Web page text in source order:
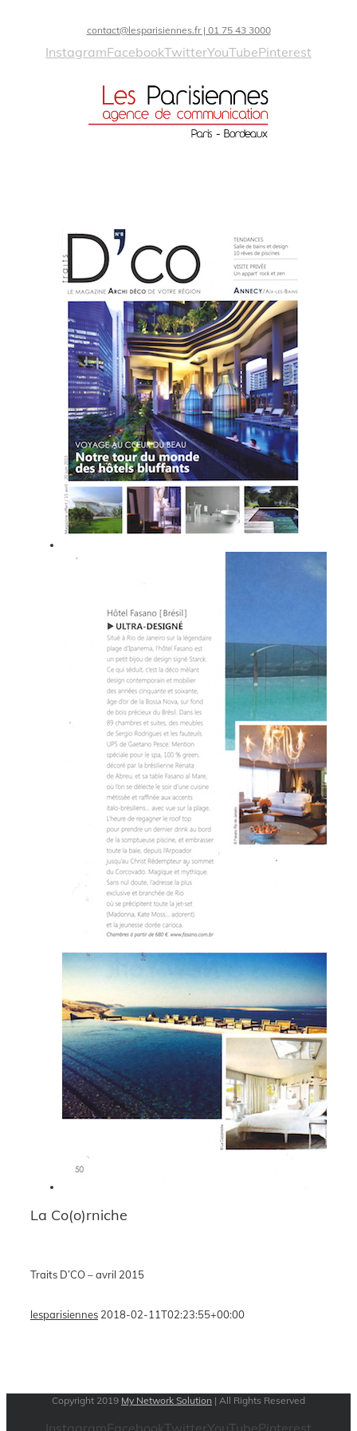
contact@lesparisiennes.fr | 01 75 43 3000
InstagramFacebookTwitterYouTubePinterest
La Co(o)rniche
Traits D’CO – avril 2015
lesparisiennes 2018-02-11T02:23:55+00:00
Copyright 2019 My Network Solution | All Rights Reserved
InstagramFacebookTwitterYouTubePinterest